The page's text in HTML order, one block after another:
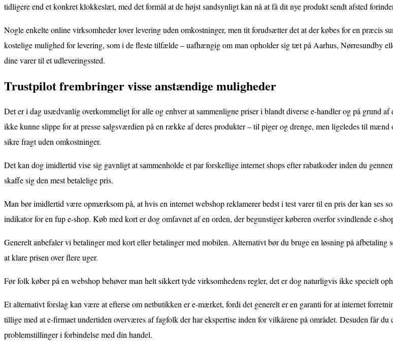
tidligere end et konkret klokkeslæt, med det formål at de højst sandsynligt kan nå at få dit nye produkt sendt afsted
Nogle enkelte online virksomheder lover levering uden omkostninger, men tit forudsætter det at der købes for en præcis
kostelige mulighed for levering, som i de fleste tilfælde – uafhængig om man opholder sig tæt på Aarhus, Nørresundby
dine varer til et udleveringssted.
Trustpilot frembringer visse anstændige muligheder
Det er i dag usædvanlig overkommeligt for alle og enhver at sammenligne priser i blandt diverse e-handler og på grund
ikke kunne slippe for at presse salgsværdien på en række af deres produkter – til piger og drenge, men ligeledes til
sikre fragt uden omkostninger.
Det kan dog imidlertid vise sig gavnligt at sammenholde et par forskellige internet shops efter rabatkoder inden du
skaffe sig den mest betalelige pris.
Man bør imidlertid være opmærksom på, at hvis en internet webshop reklamerer bedst i test varer til en pris der kan ses
indikator for en fup e-shop. Køb med kort er dog omfavnet af en orden, der begunstiger køberen overfor svindlende e-
Generelt anbefaler vi betalinger med kort eller betalinger med mobilen. Alternativt bør du bruge en løsning på
at klare prisen over flere uger.
Før folk køber på en webshop behøver man helt sikkert tyde virksomhedens regler, det er dog naturligvis ikke specielt
Et alternativt forslag kan være at efterse om netbutikken er e-mærket, fordi det generelt er en garanti for at internet
tillige med at e-firmaet undertiden overværes af fagfolk der har ekspertise inden for vilkårene på området. Desuden får
problemstillinger i forbindelse med din handel.